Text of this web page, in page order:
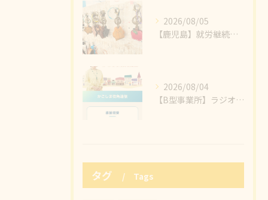
2026/08/05
【鹿児島】就労継続支援B型事業所 なないろ、本日もわくわくで販売を楽しむぞ～～💪
2026/08/04
【B型事業所】ラジオ放送で発信‼️就労継続支援B型事業所のことが一人でも多くの人に認知され知られていきますように✨ほっぺりんのことも紹介されましたよ～🎵
タグ Tags